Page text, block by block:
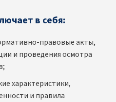
в себя:
правовые акты,
и проведения осмотра
характеристики,
и правила